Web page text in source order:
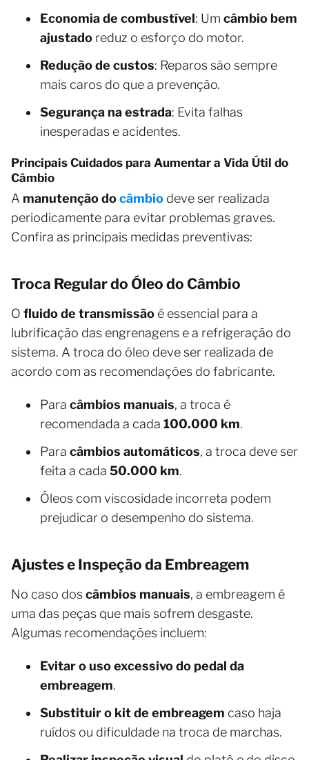
Economia de combustível: Um câmbio bem
ajustado reduz o esforço do motor.
Redução de custos: Reparos são sempre
mais caros do que a prevenção.
Segurança na estrada: Evita falhas
inesperadas e acidentes.
Principais Cuidados para Aumentar a Vida Útil do
Câmbio
A manutenção docâmbio deve ser realizada
periodicamente para evitar problemas graves.
Confira as principais medidas preventivas:
Troca Regular do Óleo do Câmbio
O fluido de transmissão é essencial para a
lubrificação das engrenagens e a refrigeração do
sistema. A troca do óleo deve ser realizada de
acordo com as recomendações do fabricante.
Para câmbios manuais, a troca é
recomendada a cada 100.000 km.
Para câmbios automáticos, a troca deve ser
feita a cada 50.000 km.
Óleos com viscosidade incorreta podem
prejudicar o desempenho do sistema.
Ajustes e Inspeção da Embreagem
No caso doscâmbios manuais, a embreagem é
uma das peças que mais sofrem desgaste.
Algumas recomendações incluem:
Evitar o uso excessivo do pedal da
embreagem.
Substituir o kit de embreagem caso haja
ruídos ou dificuldade na troca de marchas.